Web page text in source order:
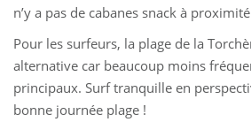
n’y a pas de cabanes snack à
Pour les surfeurs, la plage de la
alternative car beaucoup moins
principaux. Surf tranquille en
bonne journée plage !